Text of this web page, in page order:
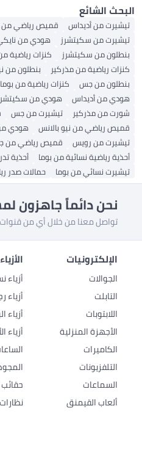
البحث الشائع
تيشيرت من أديداس قميص رياضي
تيشيرت من سكيتشرز
هودي من
بنطلون من سكيتشرز
كنزات رياضية
كنزات رياضية من مذركير
بنطلون من
بنطلون من جس
كنزات رياضية من بوما
هودي من أديداس
هودي من
شورت من مذركير
تيشيرت من جس
قميص رياضي من نيو بالانس
هودي
تيشيرت من رويس
قميص رياضي من
أحذية رياضية نسائية من بوما
أحذية
تيشيرت نسائي من بوما
حمالات صدر
نحن دائماً جاهزون
تواصل معنا من خلال أي من قنوات
الإلكترونيات
الجوالات
التابلت
اللابتوبات
الأجهزة المنزلية
الكاميرات
التلفزيونات
السماعات
ألعاب القيمنق
الأزياء
أزياء
أزياء
أزياء
أزياء